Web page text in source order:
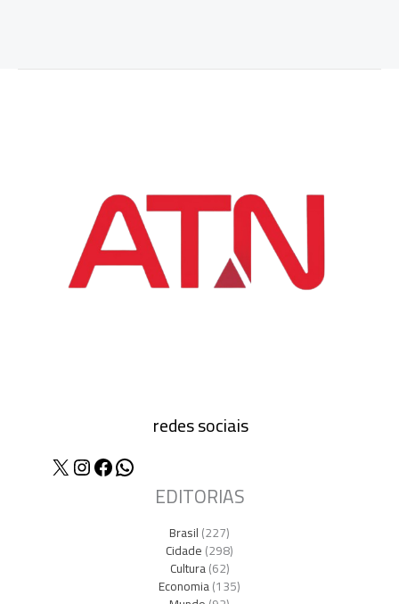
redes sociais
X Instagram
Facebook
WhatsApp
EDITORIAS
Brasil(227)
Cidade(298)
Cultura(62)
Economia(135)